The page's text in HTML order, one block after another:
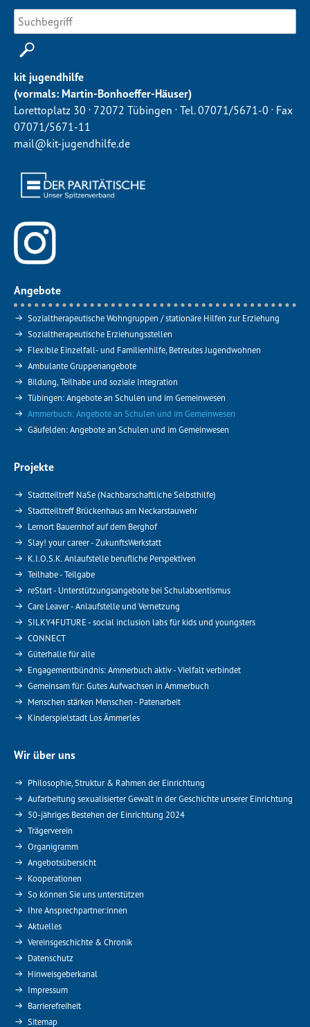
kit jugendhilfe
(vormals: Martin-Bonhoeffer-Häuser)
Lorettoplatz 30 . 72072 Tübingen . Tel. 07071/5671-0 . Fax
07071/5671-11
mail@kit-jugendhilfe.de
Angebote
Sozialtherapeutische Wohngruppen / stationäre Hilfen zur Erziehung
Sozialtherapeutische Erziehungsstellen
Flexible Einzelfall- und Familienhilfe, Betreutes Jugendwohnen
Ambulante Gruppenangebote
Bildung, Teilhabe und soziale Integration
Tübingen: Angebote an Schulen und im Gemeinwesen
Ammerbuch: Angebote an Schulen und im Gemeinwesen
Gäufelden: Angebote an Schulen und im Gemeinwesen
Projekte
Stadtteiltreff NaSe (Nachbarschaftliche Selbsthilfe)
Stadtteiltreff Brückenhaus am Neckarstauwehr
Lernort Bauernhof auf dem Berghof
Slay! your career - ZukunftsWerkstatt
K.I.O.S.K. Anlaufstelle berufliche Perspektiven
Teilhabe - Teilgabe
reStart - Unterstützungsangebote bei Schulabsentismus
Care Leaver - Anlaufstelle und Vernetzung
SILKY4FUTURE - social inclusion labs für kids und youngsters
CONNECT
Güterhalle für alle
Engagementbündnis: Ammerbuch aktiv - Vielfalt verbindet
Gemeinsam für: Gutes Aufwachsen in Ammerbuch
Menschen stärken Menschen - Patenarbeit
Kinderspielstadt Los Ämmerles
Wir über uns
Philosophie, Struktur & Rahmen der Einrichtung
Aufarbeitung sexualisierter Gewalt in der Geschichte unserer Einrichtung
50-jähriges Bestehen der Einrichtung 2024
Trägerverein
Organigramm
Angebotsübersicht
Kooperationen
So können Sie uns unterstützen
Ihre Ansprechpartner:innen
Aktuelles
Vereinsgeschichte & Chronik
Datenschutz
Hinweisgeberkanal
Impressum
Barrierefreiheit
Sitemap